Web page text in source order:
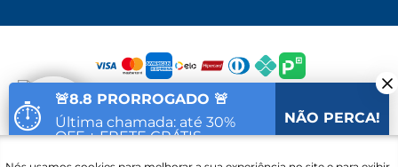
Fale com um
⏱
🚨8.8 PRORROGADO 🚨
Última chamada: até 30%
OFF + FRETE GRÁTIS
NÃO PERCA!